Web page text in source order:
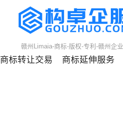
赣州Limaia-商标-版权-专利-赣州企
商标转让交易 商标延伸服务